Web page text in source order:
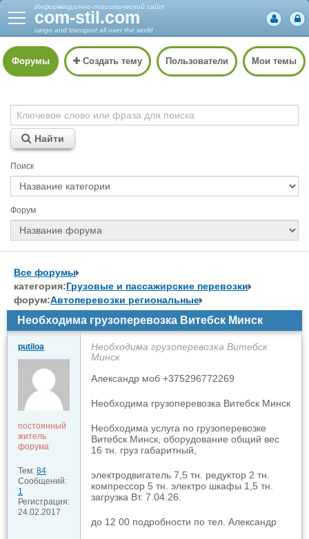
Информационно-логистический сайт
com-stil.com
cargo and transport all over the world
Форумы Создать тему Пользователи Мои темы
Найти
Поиск
Форум
Все форумы
категория:Грузовые и пассажирские перевозки
форум:Автоперевозки региональные
Необходима грузоперевозка Витебск Минск
putiloa
постоянный
житель
форума
Тем: 84
Сообщений:
1
Регистрация:
24.02.2017
Необходима грузоперевозка Витебск
Минск
Александр моб +375296772269
Необходима грузоперевозка Витебск Минск
Необходима услуга по грузоперевозке
Витебск Минск, оборудование общий вес
16 тн. груз габаритный,
электродвигатель 7,5 тн. редуктор 2 тн.
компрессор 5 тн. электро шкафы 1,5 тн.
загрузка Вт. 7.04.26.
до 12 00 подробности по тел. Александр